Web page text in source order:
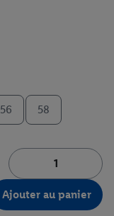
56 58
Ajouter au panier